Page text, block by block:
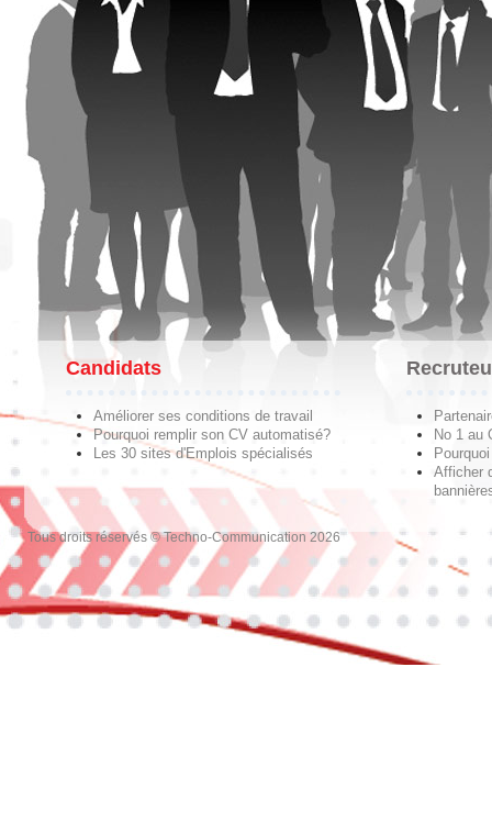
Candidats
Améliorer ses conditions de travail
Pourquoi remplir son CV automatisé?
Les 30 sites d'Emplois spécialisés
No 1 au
Afficher
Tous droits réservés © Techno-Communication 2026